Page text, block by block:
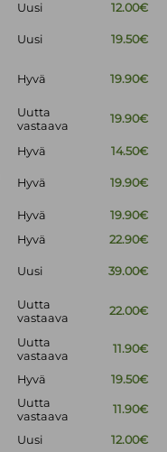
Uusi
12.00€
Uusi 19.50€
Hyvä 19.90€
Uutta
vastaava
19.90€
Hyvä
14.50€
Hyvä 19.90€
Hyvä
19.90€
Hyvä
22.90€
Uusi 39.00€
Uutta
vastaava
22.00€
Uutta
vastaava
11.90€
Hyvä 19.50€
Uutta
vastaava
11.90€
Uusi
12.00€